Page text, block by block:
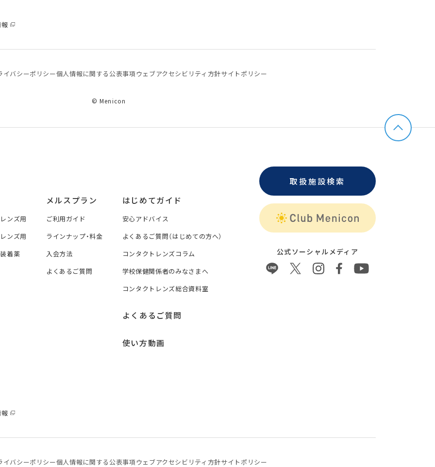
イバシーポリシー個⼈情報に関する公表事項 ウェブアクセシビリティ方針サイトポリシー
© Menicon
ンズ用
ンズ用
着薬
メルスプラン
ご利用ガイド
ラインナップ・料金
入会方法
よくあるご質問
はじめてガイド
安心アドバイス
よくあるご質問（はじめての方へ）
コンタクトレンズコラム
学校保健関係者のみなさまへ
コンタクトレンズ総合資料室
よくあるご質問
使い方動画
取扱施設検索
公式ソーシャルメディア
イバシーポリシー個⼈情報に関する公表事項 ウェブアクセシビリティ方針サイトポリシー